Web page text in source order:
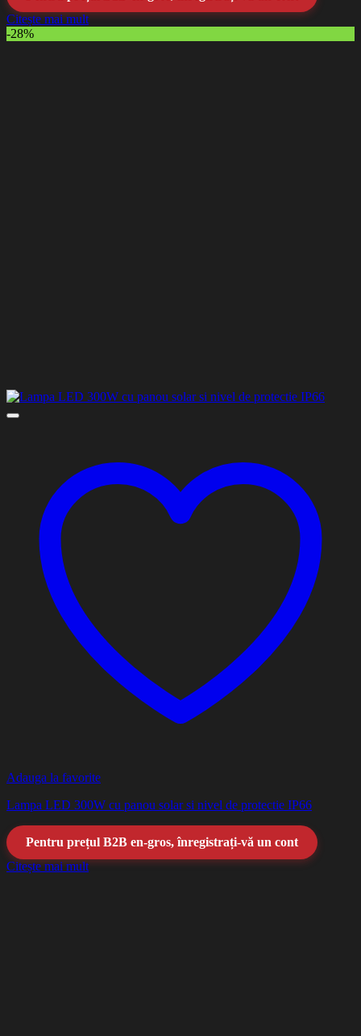
Citește mai mult
-28%
Adauga la favorite
Lampa LED 300W cu panou solar si nivel de protectie IP66
Pentru prețul B2B en-gros, înregistrați-vă un cont
Citește mai mult